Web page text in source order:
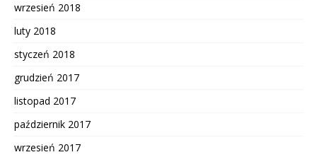
wrzesień 2018
luty 2018
styczeń 2018
grudzień 2017
listopad 2017
październik 2017
wrzesień 2017